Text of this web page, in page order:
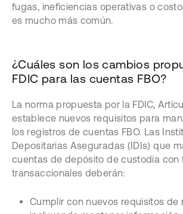
fugas, ineficiencias operativas o
es mucho más común.
¿Cuáles son los cambios
FDIC para las cuentas FBO?
La norma propuesta por la FDIC,
establece nuevos requisitos para
los registros de cuentas FBO. Las
Depositarias Aseguradas (IDIs) que
cuentas de depósito de custodia con
transaccionales deberán:
Cumplir con nuevos requisitos de